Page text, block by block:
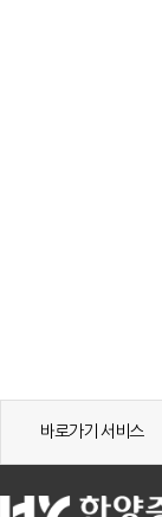
바로가기 서비스